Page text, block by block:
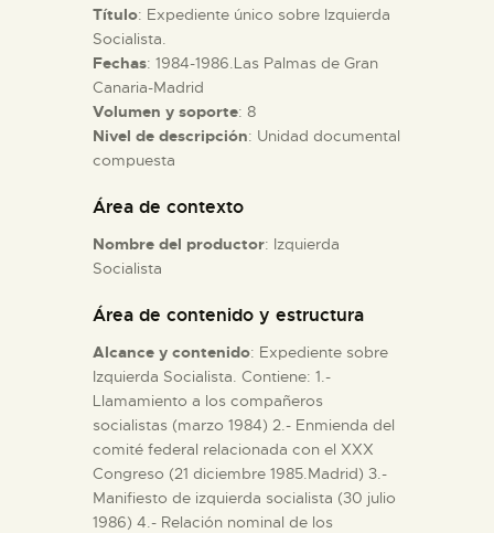
COLECCIONES
DIDÁCTICA
Título: Expediente único sobre Izquierda
Socialista.
Fechas: 1984-1986.Las Palmas de Gran
Canaria-Madrid
Volumen y soporte: 8
Nivel de descripción: Unidad documental
compuesta
Área de contexto
Nombre del productor: Izquierda
Socialista
Área de contenido y estructura
Alcance y contenido: Expediente sobre
Izquierda Socialista. Contiene: 1.-
Llamamiento a los compañeros
socialistas (marzo 1984) 2.- Enmienda del
comité federal relacionada con el XXX
Congreso (21 diciembre 1985.Madrid) 3.-
Manifiesto de izquierda socialista (30 julio
1986) 4.- Relación nominal de los